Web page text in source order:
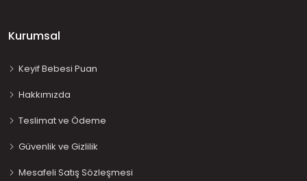
Kurumsal
Keyif Bebesi Puan
Hakkımızda
Teslimat ve Ödeme
Güvenlik ve Gizlilik
Mesafeli Satış Sözleşmesi